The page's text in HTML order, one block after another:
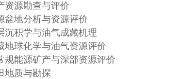
资源勘查与评价
盆地分析与资源评价
沉积学与油气成藏机理
地球化学与油气资源评价
规能源矿产与深部资源评价
地质与勘探